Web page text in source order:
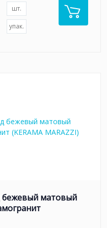
шт.
упак.
бежевый матовый